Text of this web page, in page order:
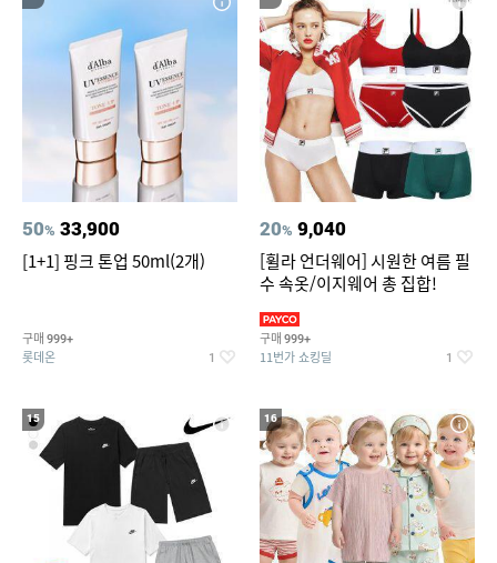
50% 33,900
[1+1] 핑크 톤업 50ml(2개)
구매 999+
롯데온 1
20% 9,040
[휠라 언더웨어] 시원한 여름 필
수 속옷/이지웨어 총 집합!
구매 999+
11번가 쇼킹딜 1
15 16